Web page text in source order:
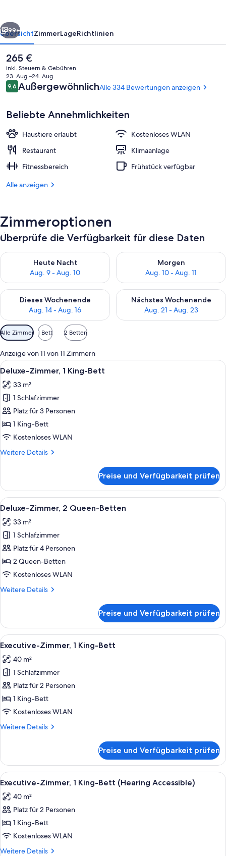
Frühstück und Abendessen
Weiter
99+
ÜbersichtZimmerLageRichtlinien
Der
aktuelle
Preis
beträgt
265 €.
265 €
inkl. Steuern & Gebühren
23. Aug.–24. Aug.
Bewertungen
9,69,6 von 10.
AußergewöhnlichAlle 334 Bewertungen anzeigen
Beliebte Annehmlichkeiten
Haustiere erlaubt
Kostenloses WLAN
Restaurant
Klimaanlage
Fitnessbereich
Frühstück verfügbar
Alle anzeigen
Zimmeroptionen
Überprüfe die Verfügbarkeit für diese Daten
Heute Nacht
Aug. 9 - Aug. 10
Überprüfe die Verfügbarkeit für heute Nacht, Aug. 9 - Aug.
Morgen
Aug. 10 - Aug. 11
Überprüfe die Verfügbarkeit
Dieses Wochenende
Aug. 14 - Aug. 16
Überprüfe die Verfügbarkeit für dieses Wochenende, Aug. 14
Nächstes Wochenende
Aug. 21 - Aug. 23
Überprüfe die Verfügbarkeit
Verfügbare
Filter
für
Zimmer
Alle Zimmer 1 Bett 2 Betten
Anzeige von 11 von 11 Zimmern
Alle
Fotos
für
Deluxe-
Zimmer,
1 King-
Bett
Ein Hotelzimmer mit einem großen
10
Deluxe-Zimmer, 1 King-Bett
33 m²
1 Schlafzimmer
Platz für 3 Personen
1 King-Bett
Kostenloses WLAN
Weitere Details
Weitere
Zimmer,
1 King-
Bett
Preise und Verfügbarkeit prüfen
Alle
Fotos
für
Deluxe-
Zimmer,
2 Queen-
Betten
Ein Hotelzimmer mit zwei Betten,
11
Deluxe-Zimmer, 2 Queen-Betten
33 m²
1 Schlafzimmer
Platz für 4 Personen
2 Queen-Betten
Kostenloses WLAN
Weitere Details
Weitere
Zimmer,
2 Queen-
Betten
Preise und Verfügbarkeit prüfen
Alle
Fotos
für
Executive-
Zimmer,
1 King-
Bett
Ein Hotelzimmer mit einem großen
9
Executive-Zimmer, 1 King-Bett
40 m²
1 Schlafzimmer
Platz für 2 Personen
1 King-Bett
Kostenloses WLAN
Weitere Details
Weitere
Zimmer,
1 King-
Bett
Preise und Verfügbarkeit prüfen
Alle
Fotos
für
Executive-
Zimmer,
1 King-
Bett
Ein modernes Badezimmer mit
2
Executive-Zimmer, 1 King-Bett (Hearing Accessible)
40 m²
Platz für 2 Personen
1 King-Bett
Kostenloses WLAN
Weitere Details
Weitere